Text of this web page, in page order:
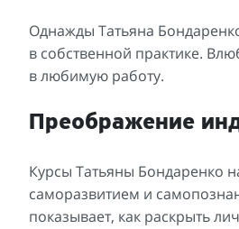
Однажды Татьяна
в собственной практике.
в любимую работу.
Преображение
Курсы Татьяны Бондаренко
саморазвитием и
показывает, как раскрыть